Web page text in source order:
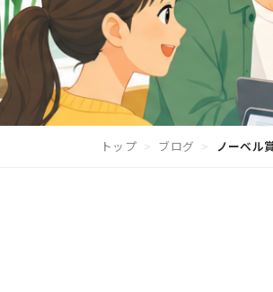
トップ > ブログ > ノーベル